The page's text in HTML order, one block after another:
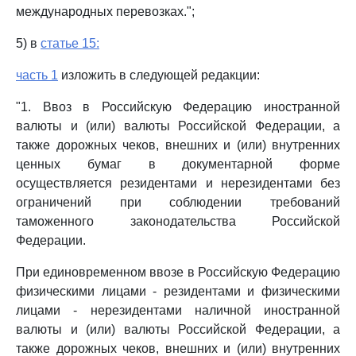
международных перевозках.";
5) в статье 15:
часть 1 изложить в следующей редакции:
"1. Ввоз в Российскую Федерацию иностранной
валюты и (или) валюты Российской Федерации, а
также дорожных чеков, внешних и (или) внутренних
ценных бумаг в документарной форме
осуществляется резидентами и нерезидентами без
ограничений при соблюдении требований
таможенного законодательства Российской
Федерации.
При единовременном ввозе в Российскую Федерацию
физическими лицами - резидентами и физическими
лицами - нерезидентами наличной иностранной
валюты и (или) валюты Российской Федерации, а
также дорожных чеков, внешних и (или) внутренних